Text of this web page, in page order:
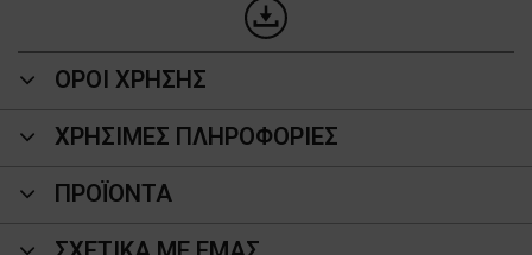
ΟΡΟΙ ΧΡΗΣΗΣ
ΧΡΗΣΙΜΕΣ ΠΛΗΡΟΦΟΡΙΕΣ
ΠΡΟΪΌΝΤΑ